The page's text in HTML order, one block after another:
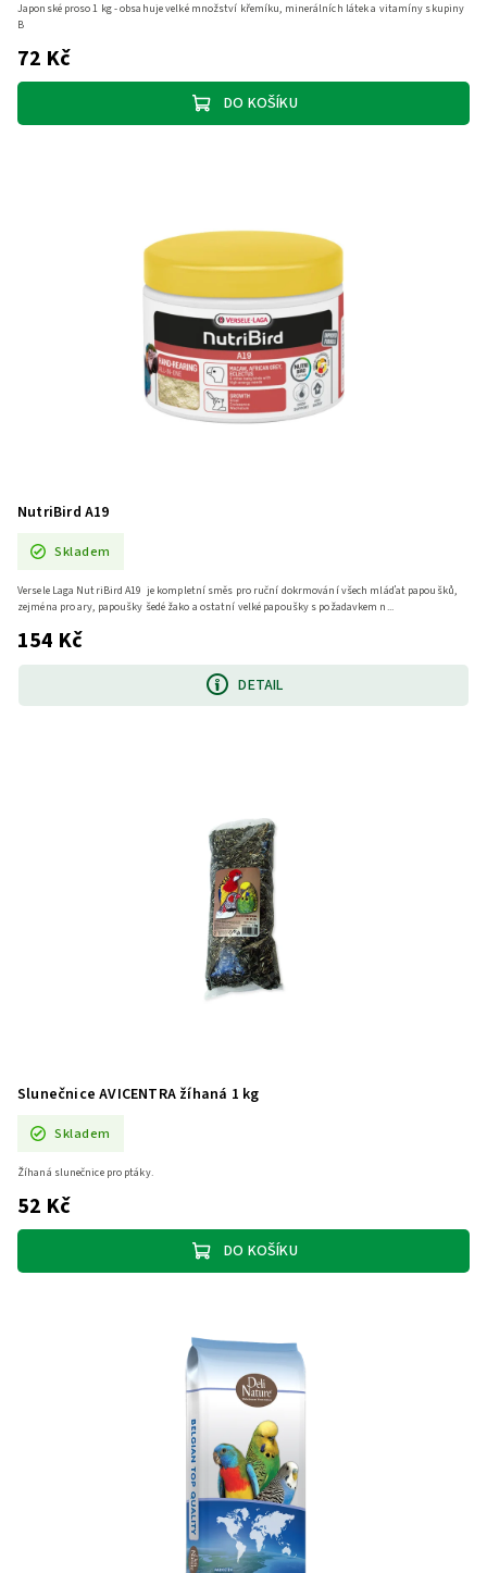
72 Kč
DO KOŠÍKU
Japonské proso 1 kg - obsahuje velké množství křemíku, minerálních látek a vitamíny skupiny
B
NutriBird A19
Skladem
154 Kč
DETAIL
Versele Laga NutriBird A19 je kompletní směs pro ruční dokrmování všech mláďat papoušků,
zejména pro ary, papoušky šedé žako a ostatní velké papoušky s požadavkem n...
Slunečnice AVICENTRA žíhaná 1 kg
Skladem
52 Kč
DO KOŠÍKU
Žíhaná slunečnice pro ptáky.